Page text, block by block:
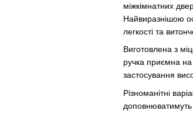
міжкімнатних
Найвиразнішою
легкості та
Виготовлена з
ручка приємна на
застосування
Різноманітні
доповнюватимуть